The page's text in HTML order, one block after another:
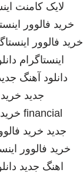
لایک کامنت
خرید فالوور
خرید فالوور
اینستاگرام
دانلود آهنگ
جدید
financial
جدید خرید
خرید فالوور
اهنگ جدید